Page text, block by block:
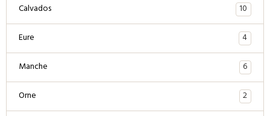
Calvados
10
Eure
4
Manche
6
Orne
2